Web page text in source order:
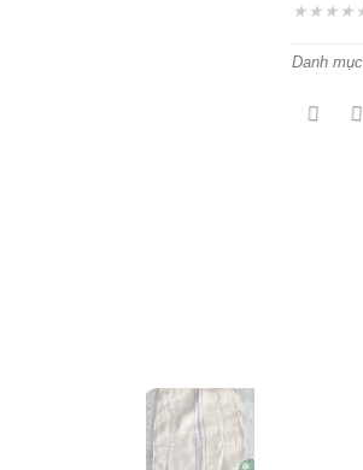
★ ★ ★ ★
Danh